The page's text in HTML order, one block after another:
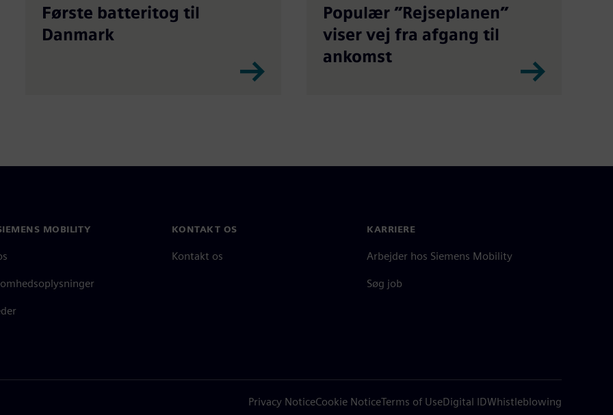
Første batteritog til
Danmark
Populær ”Rejseplanen”
viser vej fra afgang til
ankomst
MOBILITY KONTAKT OS
Kontakt os
KARRIERE
Arbejder hos Siemens Mobility
Søg job
Privacy NoticeCookie NoticeTerms of UseDigital IDWhistleblowing